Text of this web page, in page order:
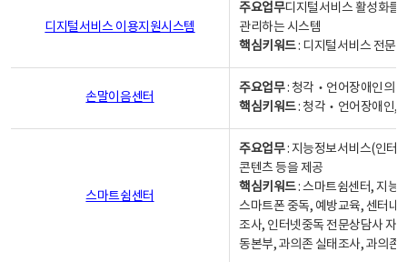
디지털서비스 이용지원시스템
주요업무디지털서비스 활성화를
관리하는 시스템
핵심키워드: 디지털서비스 전문
손말이음센터
주요업무: 청각‧언어장애인의
핵심키워드: 청각‧언어장애인,
스마트쉼센터
주요업무: 지능정보서비스(인터
콘텐츠 등을 제공
핵심키워드: 스마트쉼센터, 지능
스마트폰 중독, 예방교육, 센터내
조사, 인터넷중독 전문상담사 자
동본부, 과의존 실태조사, 과의존